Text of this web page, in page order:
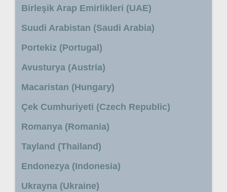
Birleşik Arap Emirlikleri (UAE)
Suudi Arabistan (Saudi Arabia)
Portekiz (Portugal)
Avusturya (Austria)
Macaristan (Hungary)
Çek Cumhuriyeti (Czech Republic)
Romanya (Romania)
Tayland (Thailand)
Endonezya (Indonesia)
Ukrayna (Ukraine)